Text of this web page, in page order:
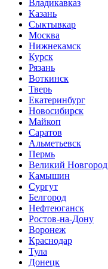
Владикавказ
Казань
Сыктывкар
Москва
Нижнекамск
Курск
Рязань
Воткинск
Тверь
Екатеринбург
Новосибирск
Майкоп
Саратов
Альметьевск
Пермь
Великий Новгород
Камышин
Сургут
Белгород
Нефтеюганск
Ростов-на-Дону
Воронеж
Краснодар
Тула
Донецк